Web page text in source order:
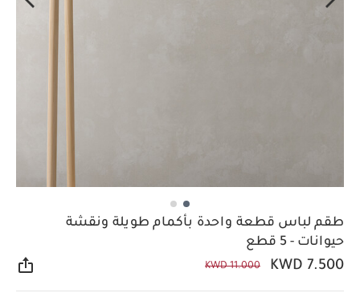
طقم لباس قطعة واحدة بأكمام طويلة ونقشة
حيوانات - 5 قطع
KWD 7.500
KWD 11.000